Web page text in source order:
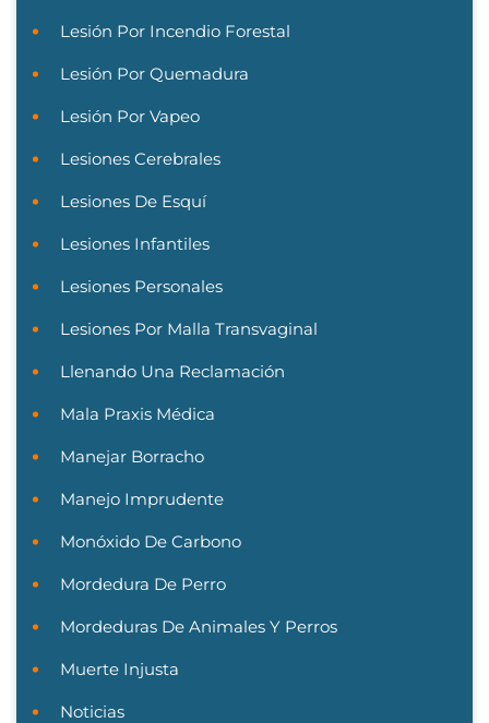
Lesión Por Incendio Forestal
Lesión Por Quemadura
Lesión Por Vapeo
Lesiones Cerebrales
Lesiones De Esquí
Lesiones Infantiles
Lesiones Personales
Lesiones Por Malla Transvaginal
Llenando Una Reclamación
Mala Praxis Médica
Manejar Borracho
Manejo Imprudente
Monóxido De Carbono
Mordedura De Perro
Mordeduras De Animales Y Perros
Muerte Injusta
Noticias